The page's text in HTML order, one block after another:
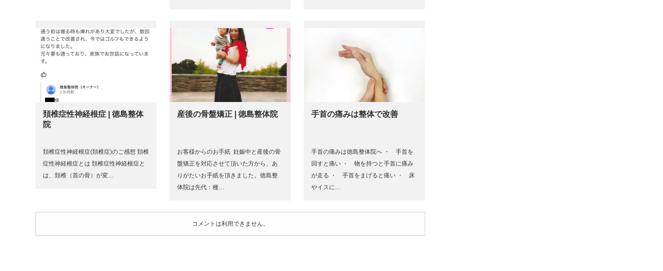
頚椎症性神経根症 | 徳島整体
院
頚椎症性神経根症(頚椎症)のご感想 頚椎
症性神経根症とは 頚椎症性神経根症と
は、頚椎（首の骨）が変…
産後の骨盤矯正 | 徳島整体院
お客様からのお手紙 妊娠中と産後の骨
盤矯正を対応させて頂いた方から、あ
りがたいお手紙を頂きました。徳島整
体院は先代：種…
手首の痛みは整体で改善
手首の痛みは徳島整体院へ ・ 手首を
回すと痛い ・ 物を持つと手首に痛み
が走る ・ 手首をまげると痛い ・ 床
やイスに…
コメントは利用できません。